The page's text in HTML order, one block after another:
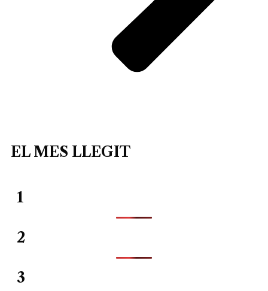
EL MES LLEGIT
1
2
3